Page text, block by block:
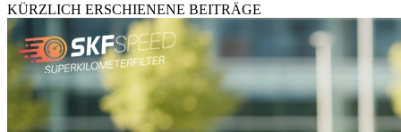
KÜRZLICH ERSCHIENENE BEITRÄGE